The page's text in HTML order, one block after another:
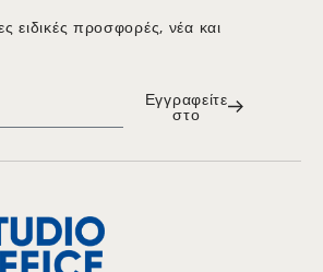
ειδικές προσφορές, νέα και
Εγγραφείτε
στο